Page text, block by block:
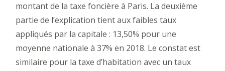
montant de la taxe foncière à Paris. La deuxième
partie de l’explication tient aux faibles taux
appliqués par la capitale : 13,50% pour une
moyenne nationale à 37% en 2018. Le constat est
similaire pour la taxe d’habitation avec un taux